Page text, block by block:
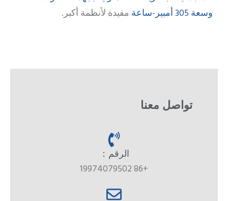
وسعة 305 أمبير-ساعة
مفيدة لأنظمة أكبر.
تواصل معنا
الرقم：
+86 19974079502